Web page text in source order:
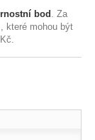
bod . Za
, které mohou být